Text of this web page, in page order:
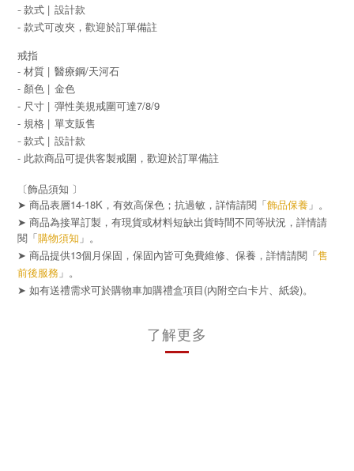
- 款式 | 設計款
- 款式可改夾，歡迎於訂單備註
戒指
- 材質 | 醫療鋼/天河石
- 顏色 | 金色
- 尺寸 | 彈性美規戒圍可達7/8/9
- 規格 | 單支販售
- 款式 | 設計款
- 此款商品可提供客製戒圍，歡迎於訂單備註
〔飾品須知 〕
➤ 商品表層14-18K，有效高保色；抗過敏，詳情請閱「飾品保養 」。
➤ 商品為接單訂製，有現貨或材料短缺出貨時間不同等狀況，詳情請
閱「購物須知 」。
➤ 商品提供13個月保固，保固內皆可免費維修、保養，詳情請閱「售
前後服務 」。
➤ 如有送禮需求可於購物車加購禮盒項目 (內附空白卡片、紙袋)。
了解更多